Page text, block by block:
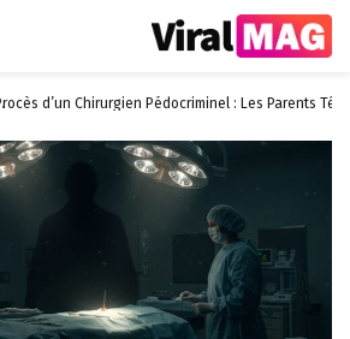
d’un Chirurgien Pédocriminel : Les Parents